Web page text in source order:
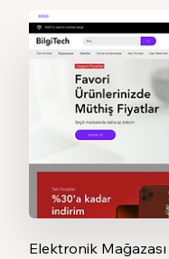
Elektronik Mağazası